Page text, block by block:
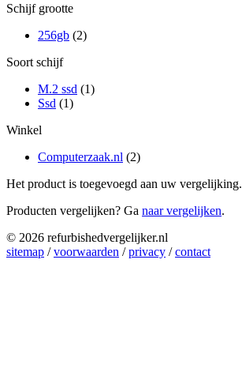
Schijf grootte
256gb (2)
Soort schijf
M.2 ssd (1)
Ssd (1)
Winkel
Computerzaak.nl (2)
Het product is toegevoegd aan uw vergelijking.
Producten vergelijken? Ga naar vergelijken.
© 2026 refurbishedvergelijker.nl
sitemap /voorwaarden /privacy /contact